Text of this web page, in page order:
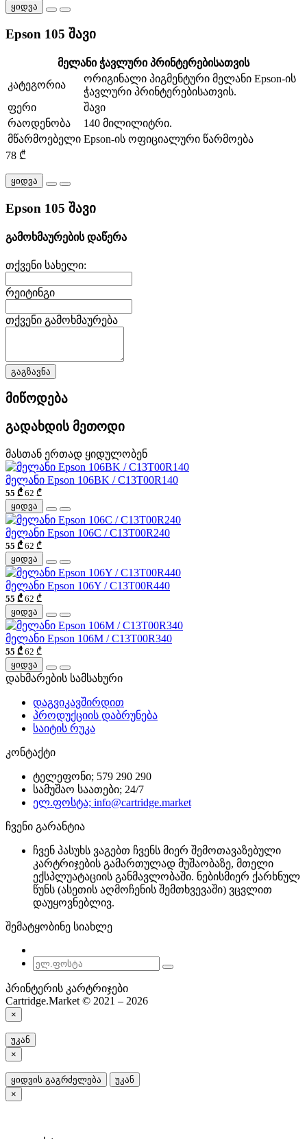
ყიდვა
Epson 105 შავი
მელანი ჭავლური პრინტერებისათვის
კატეგორია
ორიგინალი პიგმენტური მელანი Epson-ის
ჭავლური პრინტერებისათვის.
ფერი
შავი
რაოდენობა
140 მილილიტრი.
მწარმოებელი Epson-ის ოფიციალური წარმოება
78 ₾
ყიდვა
Epson 105 შავი
გამოხმაურების დაწერა
თქვენი სახელი:
რეიტინგი
თქვენი გამოხმაურება
გაგზავნა
მიწოდება
გადახდის მეთოდი
მასთან ერთად ყიდულობენ
მელანი Epson 106BK / C13T00R140
55 ₾ 62 ₾
ყიდვა
მელანი Epson 106C / C13T00R240
55 ₾ 62 ₾
ყიდვა
მელანი Epson 106Y / C13T00R440
55 ₾ 62 ₾
ყიდვა
მელანი Epson 106M / C13T00R340
55 ₾ 62 ₾
ყიდვა
დახმარების სამსახური
დაგვიკავშირდით
პროდუქციის დაბრუნება
საიტის რუკა
კონტაქტი
ტელეფონი; 579 290 290
სამუშაო საათები; 24/7
ელ.ფოსტა; info@cartridge.market
ჩვენი გარანტია
ჩვენ პასუხს ვაგებთ ჩვენს მიერ შემოთავაზებული
კარტრიჯების გამართულად მუშაობაზე, მთელი
ექსპლუატაციის განმავლობაში. ნებისმიერ ქარხნულ
წუნს (ასეთის აღმოჩენის შემთხვევაში) ვცვლით
დაუყოვნებლივ.
შემატყობინე სიახლე
პრინტერის კარტრიჯები
Cartridge.Market © 2021 – 2026
×
უკან
×
ყიდვის გაგრძელება
უკან
×